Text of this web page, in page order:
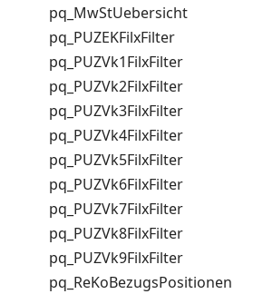
pq_MwStUebersicht
pq_PUZEKFilxFilter
pq_PUZVk1FilxFilter
pq_PUZVk2FilxFilter
pq_PUZVk3FilxFilter
pq_PUZVk4FilxFilter
pq_PUZVk5FilxFilter
pq_PUZVk6FilxFilter
pq_PUZVk7FilxFilter
pq_PUZVk8FilxFilter
pq_PUZVk9FilxFilter
pq_ReKoBezugsPositionen